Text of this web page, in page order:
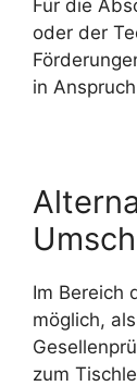
Für die
oder der
in
Im Bereich
möglich,
zum